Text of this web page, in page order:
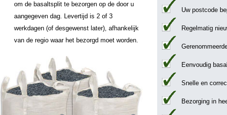
om de basaltsplit te bezorgen op de door u
aangegeven dag. Levertijd is 2 of 3
werkdagen (of desgewenst later), afhankelijk
van de regio waar het bezorgd moet worden.
Uw postcode
Regelmatig
Eenvoudig
Snelle en
Bezorging in